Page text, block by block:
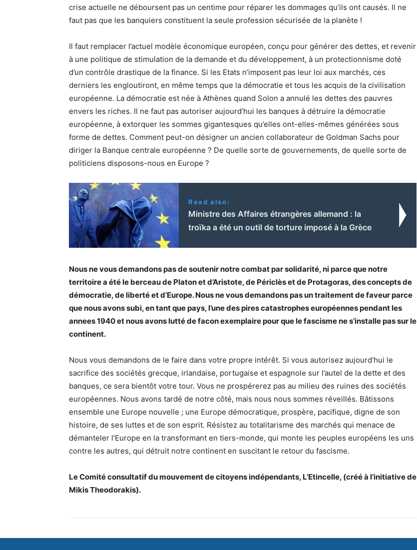
crise actuelle ne déboursent pas un centime pour réparer les dommages qu’ils ont causés. Il ne
faut pas que les banquiers constituent la seule profession sécurisée de la planète !
Il faut remplacer l’actuel modèle économique européen, conçu pour générer des dettes, et revenir
à une politique de stimulation de la demande et du développement, à un protectionnisme doté
d’un contrôle drastique de la finance. Si les Etats n’imposent pas leur loi aux marchés, ces
derniers les engloutiront, en même temps que la démocratie et tous les acquis de la civilisation
européenne. La démocratie est née à Athènes quand Solon a annulé les dettes des pauvres
envers les riches. Il ne faut pas autoriser aujourd’hui les banques à détruire la démocratie
européenne, à extorquer les sommes gigantesques qu’elles ont-elles-mêmes générées sous
forme de dettes. Comment peut-on désigner un ancien collaborateur de Goldman Sachs pour
diriger la Banque centrale européenne ? De quelle sorte de gouvernements, de quelle sorte de
politiciens disposons-nous en Europe ?
Read also:
Ministre des Affaires étrangères allemand : la
troïka a été un outil de torture imposé à la Grèce
Nous ne vous demandons pas de soutenir notre combat par solidarité, ni parce que notre
territoire a été le berceau de Platon et d’Aristote, de Périclès et de Protagoras, des concepts de
démocratie, de liberté et d’Europe. Nous ne vous demandons pas un traitement de faveur parce
que nous avons subi, en tant que pays, l’une des pires catastrophes européennes pendant les
annees 1940 et nous avons lutté de facon exemplaire pour que le fascisme ne s’installe pas sur le
continent.
Nous vous demandons de le faire dans votre propre intérêt. Si vous autorisez aujourd’hui le
sacrifice des sociétés grecque, irlandaise, portugaise et espagnole sur l’autel de la dette et des
banques, ce sera bientôt votre tour. Vous ne prospérerez pas au milieu des ruines des sociétés
européennes. Nous avons tardé de notre côté, mais nous nous sommes réveillés. Bâtissons
ensemble une Europe nouvelle ; une Europe démocratique, prospère, pacifique, digne de son
histoire, de ses luttes et de son esprit. Résistez au totalitarisme des marchés qui menace de
démanteler l’Europe en la transformant en tiers-monde, qui monte les peuples européens les uns
contre les autres, qui détruit notre continent en suscitant le retour du fascisme.
Le Comité consultatif du mouvement de citoyens indépendants, L’Etincelle, (créé à l’initiative de
Mikis Theodorakis).